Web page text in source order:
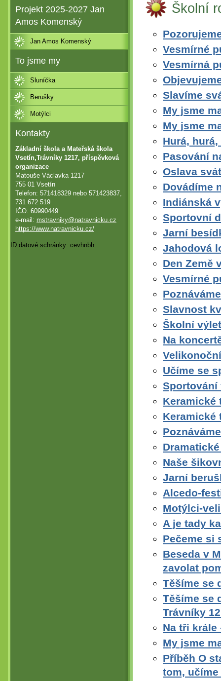
Projekt 2025-2027 Jan
Amos Komenský
Jan Amos Komenský
To jsme my
Sluníčka
Berušky
Motýlci
Kontakty
Základní škola a Mateřská škola
Vsetín,Trávníky 1217, příspěvková
organizace
Matouše Václavka 1217
755 01 Vsetín
Telefon: 571418329 nebo 571423837,
731 672 519
IČO: 60990449
e-mail: mstravniky@natravnicku.cz
https://www.natravnicku.cz/
ID datové schránky: cevhnbh
Školní
Vesmírné
Vesmírná
Slavíme
My jsme
My jsme
Hurá,
Pasování
Oslava
Dovádíme
Indiánská
Sportovní
Jarní
Jahodová
Den Země
Vesmírné
Slavnost
Školní
Na
Učíme se
Sportování
Keramické
Keramické
Naše
Jarní
Alcedo-
Motýlci-
A je tady
Pečeme si
Beseda v
zavolat
Těšíme se
Těšíme se
Trávníky
Na tři krále
My jsme
Příběh O
tom,